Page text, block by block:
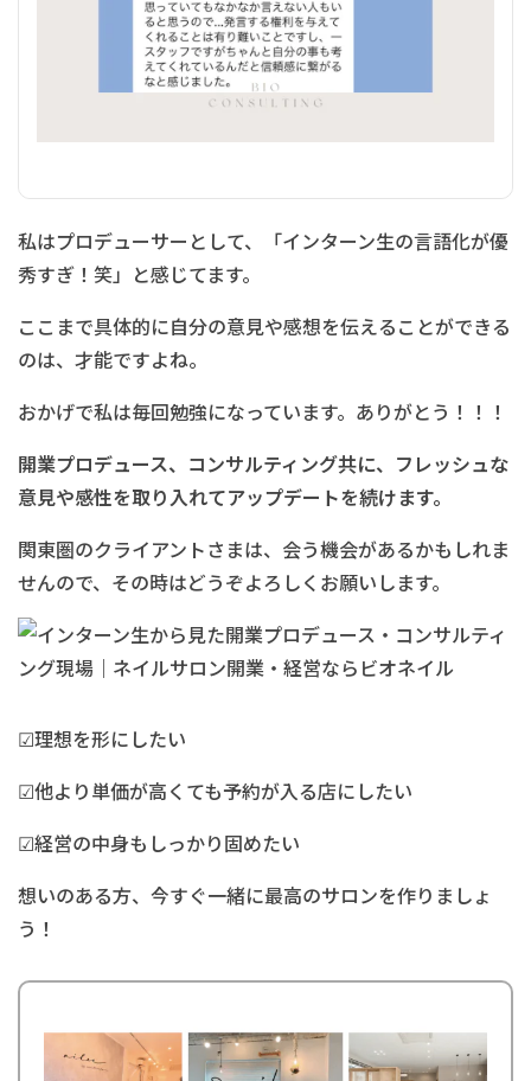
私はプロデューサーとして、「インターン生の言語化が優
秀すぎ！笑」と感じてます。
ここまで具体的に自分の意見や感想を伝えることができる
のは、才能ですよね。
おかげで私は毎回勉強になっています。ありがとう！！！
開業プロデュース、コンサルティング共に、フレッシュな
意見や感性を取り入れてアップデートを続けます。
関東圏のクライアントさまは、会う機会があるかもしれま
せんので、その時はどうぞよろしくお願いします。
☑︎理想を形にしたい
☑︎他より単価が高くても予約が入る店にしたい
☑︎経営の中身もしっかり固めたい
想いのある方、今すぐ一緒に最高のサロンを作りましょ
う！